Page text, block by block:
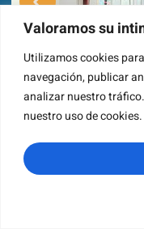
Valoramos su
Utilizamos cookies
navegación, publicar
analizar nuestro
nuestro uso de cookies.